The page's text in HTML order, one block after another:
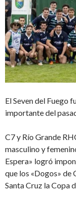
El Seven del Fuego
importante del
C7 y Río Grande
masculino y
Espera» logró
que los «Dogos» de
Santa Cruz la Copa